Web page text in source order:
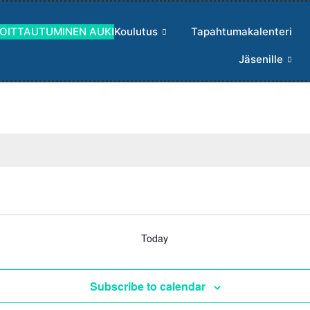
AUKIKoulutus Tapahtumakalenteri
Jäsenille
Today
Subscribe to calendar